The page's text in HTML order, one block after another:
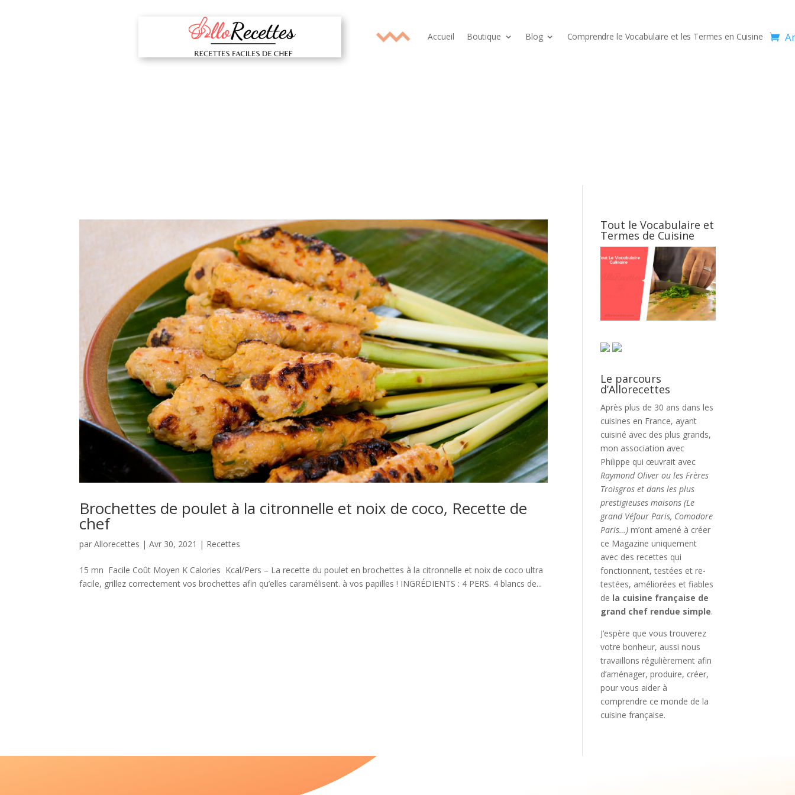
Accueil Boutique Blog Comprendre le Vocabulaire et les Termes en Cuisine
Brochettes de poulet à la citronnelle et noix de coco, Recette de
chef
parAllorecettes |Avr 30, 2021 | Recettes
15 mn Facile Coût Moyen K Calories Kcal/Pers – La recette du poulet en brochettes à la citronnelle et noix de coco ultra
facile, grillez correctement vos brochettes afin qu’elles caramélisent. à vos papilles ! INGRÉDIENTS : 4 PERS. 4 blancs de...
Tout le Vocabulaire et
Termes de Cuisine
Le parcours
d’Allorecettes
Après plus de 30 ans dans les
cuisines en France, ayant
cuisiné avec des plus grands,
mon association avec
Philippe qui œuvrait avec
Raymond Oliver ou les Frères
Troisgros et dans les plus
prestigieuses maisons (Le
grand Véfour Paris, Comodore
Paris…) m’ont amené à créer
ce Magazine uniquement
avec des recettes qui
fonctionnent, testées et re-
testées, améliorées et fiables
de la cuisine française de
grand chef rendue simple.
J’espère que vous trouverez
votre bonheur, aussi nous
travaillons régulièrement afin
d’aménager, produire, créer,
pour vous aider à
comprendre ce monde de la
cuisine française.